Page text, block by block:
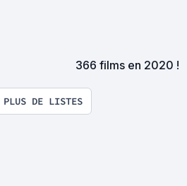
366 films en 2020 !
PLUS DE LISTES